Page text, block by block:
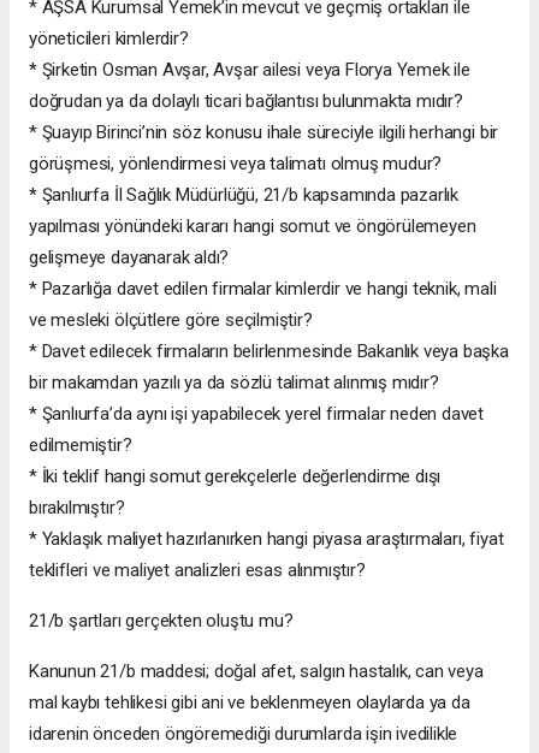
* AŞSA Kurumsal Yemek’in mevcut ve geçmiş ortakları ile
yöneticileri kimlerdir?
* Şirketin Osman Avşar, Avşar ailesi veya Florya Yemek ile
doğrudan ya da dolaylı ticari bağlantısı bulunmakta mıdır?
* Şuayıp Birinci’nin söz konusu ihale süreciyle ilgili herhangi bir
görüşmesi, yönlendirmesi veya talimatı olmuş mudur?
* Şanlıurfa İl Sağlık Müdürlüğü, 21/b kapsamında pazarlık
yapılması yönündeki kararı hangi somut ve öngörülemeyen
gelişmeye dayanarak aldı?
* Pazarlığa davet edilen firmalar kimlerdir ve hangi teknik, mali
ve mesleki ölçütlere göre seçilmiştir?
* Davet edilecek firmaların belirlenmesinde Bakanlık veya başka
bir makamdan yazılı ya da sözlü talimat alınmış mıdır?
* Şanlıurfa’da aynı işi yapabilecek yerel firmalar neden davet
edilmemiştir?
* İki teklif hangi somut gerekçelerle değerlendirme dışı
bırakılmıştır?
* Yaklaşık maliyet hazırlanırken hangi piyasa araştırmaları, fiyat
teklifleri ve maliyet analizleri esas alınmıştır?
21/b şartları gerçekten oluştu mu?
Kanunun 21/b maddesi; doğal afet, salgın hastalık, can veya
mal kaybı tehlikesi gibi ani ve beklenmeyen olaylarda ya da
idarenin önceden öngöremediği durumlarda işin ivedilikle